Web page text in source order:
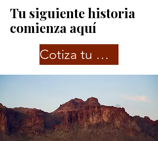
Tu siguiente historia
comienza aquí
Cotiza tu Experiencia Personalizada